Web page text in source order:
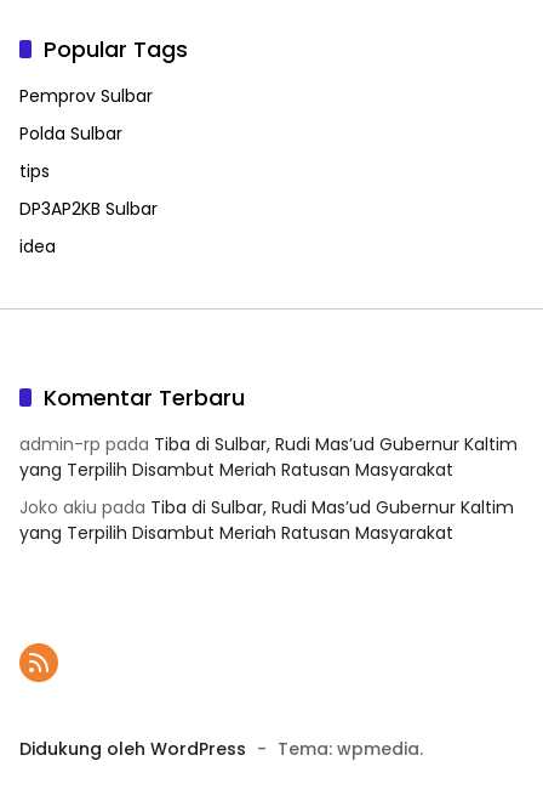
Popular Tags
Pemprov Sulbar
Polda Sulbar
tips
DP3AP2KB Sulbar
idea
Komentar Terbaru
admin-rp pada Tiba di Sulbar, Rudi Mas’ud Gubernur Kaltim
yang Terpilih Disambut Meriah Ratusan Masyarakat
Joko akiu pada Tiba di Sulbar, Rudi Mas’ud Gubernur Kaltim
yang Terpilih Disambut Meriah Ratusan Masyarakat
Didukung oleh WordPress - Tema: wpmedia.